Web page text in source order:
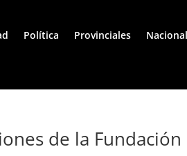
Política Provinciales
de la Fundación